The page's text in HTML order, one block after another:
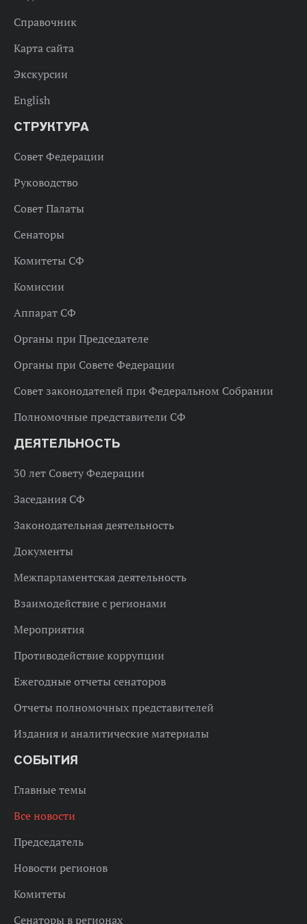
Справочник
Карта сайта
Экскурсии
English
СТРУКТУРА
Совет Федерации
Руководство
Совет Палаты
Сенаторы
Комитеты СФ
Комиссии
Аппарат СФ
Органы при Председателе
Органы при Совете Федерации
Совет законодателей при Федеральном Собрании
Полномочные представители СФ
ДЕЯТЕЛЬНОСТЬ
30 лет Совету Федерации
Заседания СФ
Законодательная деятельность
Документы
Межпарламентская деятельность
Взаимодействие с регионами
Мероприятия
Противодействие коррупции
Ежегодные отчеты сенаторов
Отчеты полномочных представителей
Издания и аналитические материалы
СОБЫТИЯ
Главные темы
Все новости
Председатель
Новости регионов
Комитеты
Сенаторы в регионах